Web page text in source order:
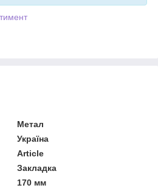
Метал
Україна
Article
Закладка
170 мм